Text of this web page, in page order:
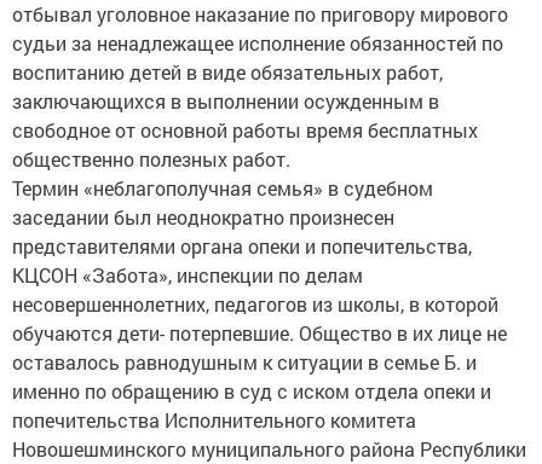
отбывал уголовное наказание по приговору мирового
судьи за ненадлежащее исполнение обязанностей по
воспитанию детей в виде обязательных работ,
заключающихся в выполнении осужденным в
свободное от основной работы время бесплатных
общественно полезных работ.
Термин «неблагополучная семья» в судебном
заседании был неоднократно произнесен
представителями органа опеки и попечительства,
КЦСОН «Забота», инспекции по делам
несовершеннолетних, педагогов из школы, в которой
обучаются дети- потерпевшие. Общество в их лице не
оставалось равнодушным к ситуации в семье Б. и
именно по обращению в суд с иском отдела опеки и
попечительства Исполнительного комитета
Новошешминского муниципального района Республики